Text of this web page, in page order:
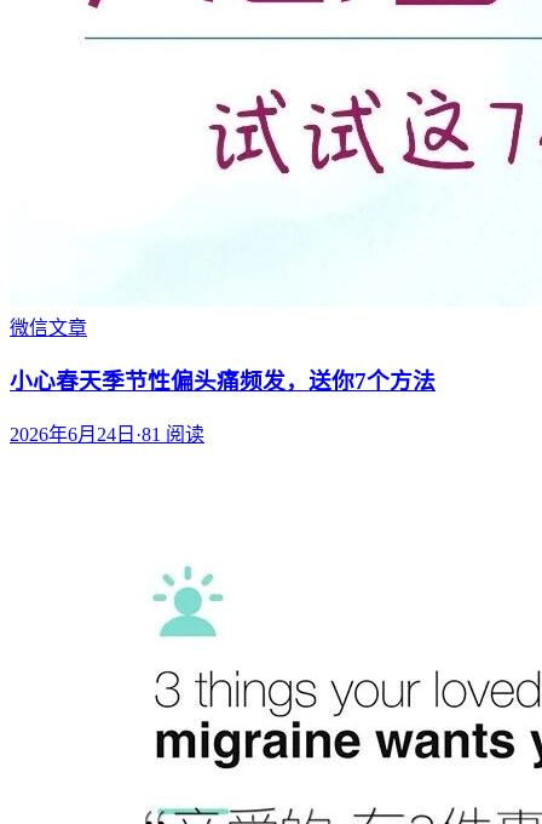
微信文章
小心春天季节性偏头痛频发，送你7个方法
2026年6月24日 ·81 阅读